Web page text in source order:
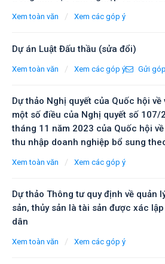
Xem toàn văn / Xem các góp ý
Dự án Luật Đấu thầu (sửa đổi)
Xem toàn văn / Xem các góp ý Gửi
Dự thảo Nghị quyết của Quốc hội
một số điều của Nghị quyết số 107/
tháng 11 năm 2023 của Quốc hội
thu nhập doanh nghiệp bổ sung
Xem toàn văn / Xem các góp ý
Dự thảo Thông tư quy định về quản
sản, thủy sản là tài sản được xác
dân
Xem toàn văn / Xem các góp ý